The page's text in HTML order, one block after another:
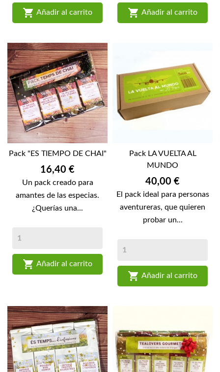
 Añadir al carrito  Añadir al carrito
Pack "ES TIEMPO DE CHAI"
Precio
16,40 €
Un pack creado para
amantes de las especias.
¿Querías una...
 Añadir al carrito
Pack LA VUELTA AL
MUNDO
Precio
40,00 €
El pack ideal para personas
aventureras, que quieren
probar un...
 Añadir al carrito